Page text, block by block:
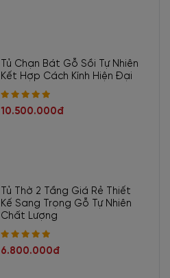
Tủ Chạn Bát Gỗ Sồi Tự Nhiên
Kết Hợp Cách Kính Hiện Đại
10.500.000đ
Tủ Thờ 2 Tầng Giá Rẻ Thiết
Kế Sang Trọng Gỗ Tự Nhiên
Chất Lượng
6.800.000đ